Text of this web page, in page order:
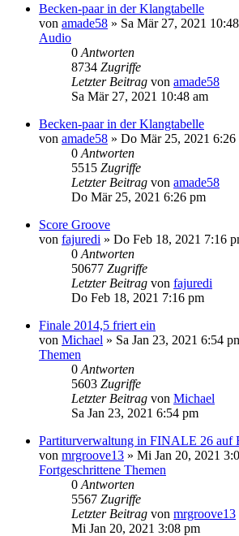
Becken-paar in der Klangtabelle
von amade58 » Sa Mär 27, 2021
Audio
0 Antworten
8734 Zugriffe
Letzter Beitrag von amade58
Sa Mär 27, 2021 10:48 am
Becken-paar in der Klangtabelle
von amade58 » Do Mär 25, 2021 6:26
0 Antworten
5515 Zugriffe
Letzter Beitrag von amade58
Do Mär 25, 2021 6:26 pm
Score Groove
von fajuredi » Do Feb 18, 2021 7:16
0 Antworten
50677 Zugriffe
Letzter Beitrag von fajuredi
Do Feb 18, 2021 7:16 pm
Finale 2014,5 friert ein
von Michael » Sa Jan 23, 2021 6:54
Themen
0 Antworten
5603 Zugriffe
Letzter Beitrag von Michael
Sa Jan 23, 2021 6:54 pm
Partiturverwaltung in FINALE 26 auf
von mrgroove13 » Mi Jan 20, 2021
Fortgeschrittene Themen
0 Antworten
5567 Zugriffe
Letzter Beitrag von mrgroove13
Mi Jan 20, 2021 3:08 pm